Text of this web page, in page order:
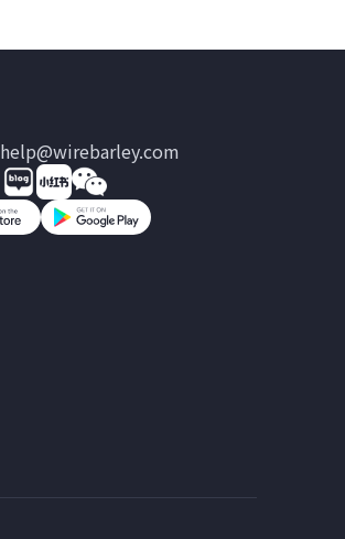
help@wirebarley.com